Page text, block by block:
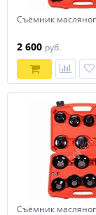
Съёмник
2 600 руб.
Съёмник